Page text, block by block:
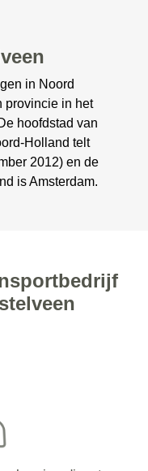
in Noord
provincie in het
hoofdstad van
Holland telt
2012) en de
is Amsterdam.